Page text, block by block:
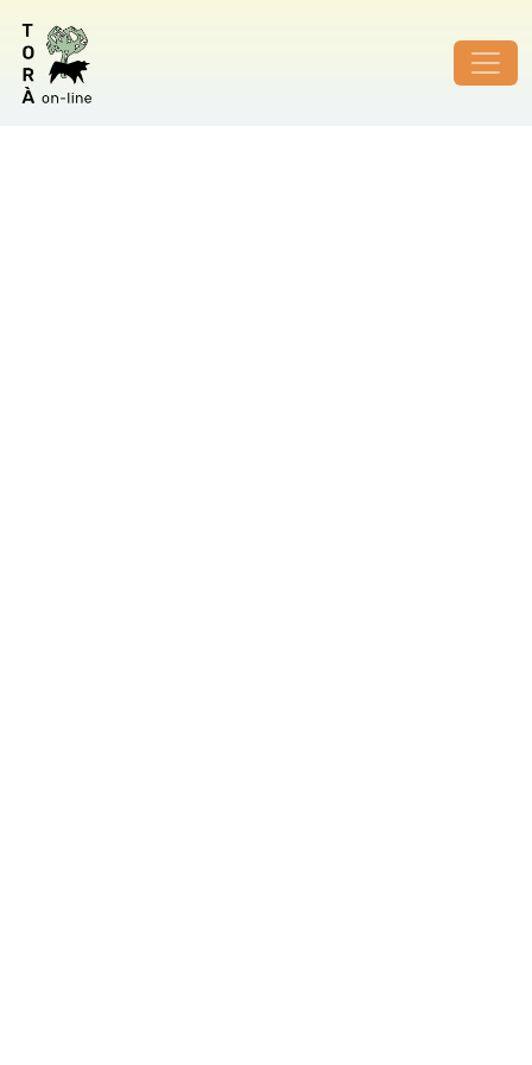
ID de foto no vàlid